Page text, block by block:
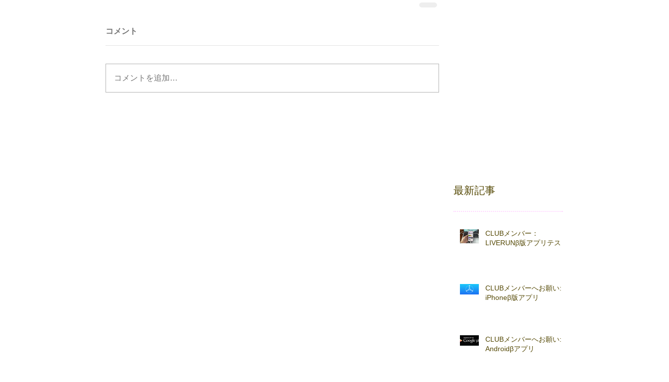
コメント
コメントを追加…
最新記事
CLUBメンバー：
LIVERUNβ版アプリテスト
CLUBメンバーへお願い:
iPhoneβ版アプリ
CLUBメンバーへお願い:
Androidβアプリ